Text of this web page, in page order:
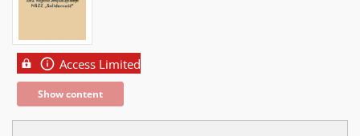
Access Limited
Show content